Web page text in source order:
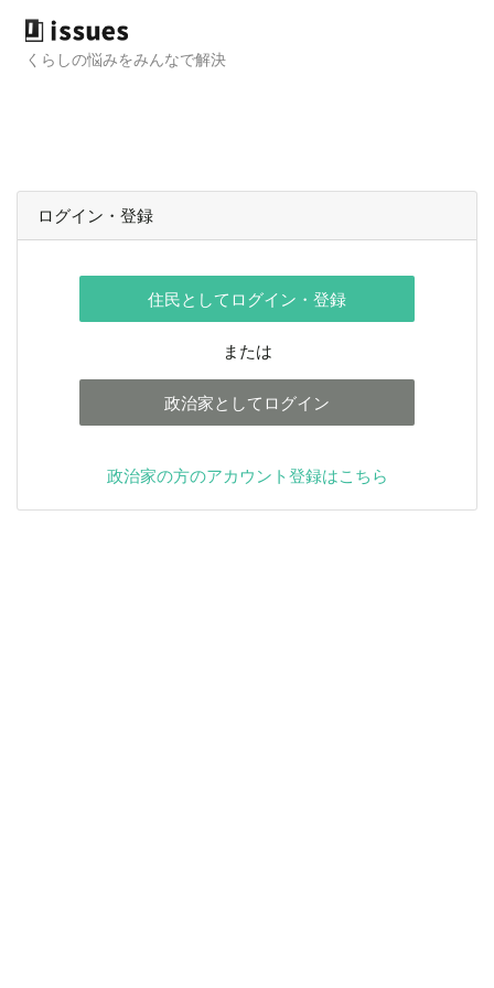
くらしの悩みをみんなで解決
ログイン・登録
住民としてログイン・登録
または
政治家としてログイン
政治家の方のアカウント登録はこちら